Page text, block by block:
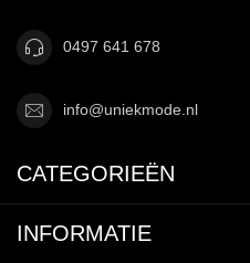
0497 641 678
info@uniekmode.nl
CATEGORIEËN
INFORMATIE